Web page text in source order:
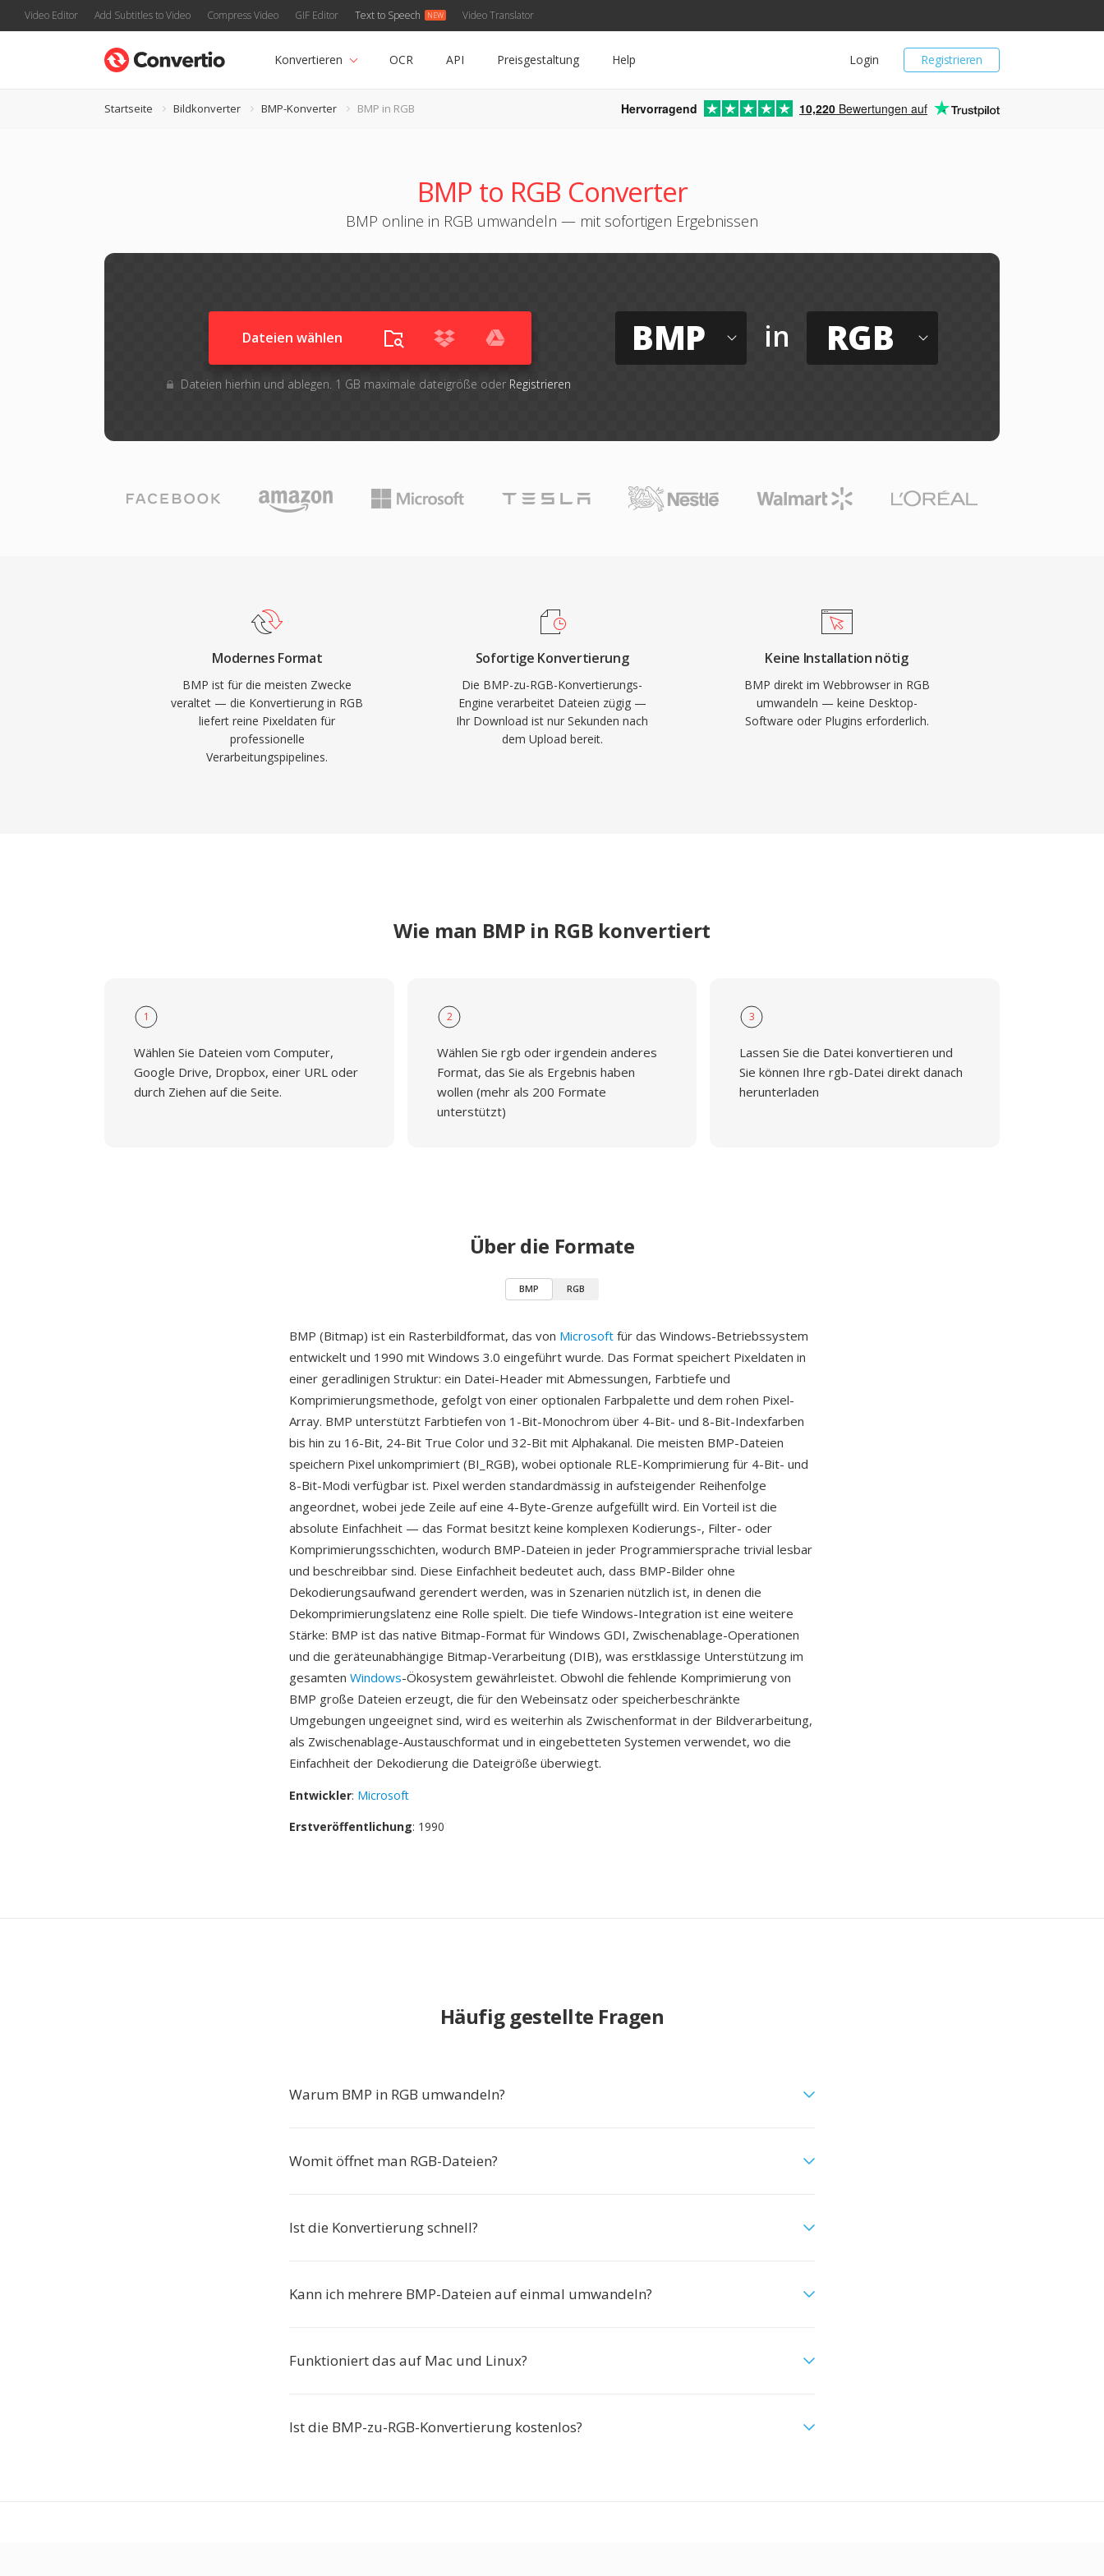
Video Editor Add Subtitles to Video Compress Video GIF Editor Text to Speech Video Translator
Registrieren
Login
Konvertieren OCR API Preisgestaltung Help
Startseite Bildkonverter BMP-Konverter BMP in RGB Hervorragend 10,220 Bewertungen auf
BMP to RGB Converter
BMP online in RGB umwandeln — mit sofortigen Ergebnissen
Dateien wählen
Dateien hierhin und ablegen. 1 GB maximale dateigröße oder Registrieren
BMP in RGB
Modernes Format
BMP ist für die meisten Zwecke
veraltet — die Konvertierung in RGB
liefert reine Pixeldaten für
professionelle
Verarbeitungspipelines.
Sofortige Konvertierung
Die BMP-zu-RGB-Konvertierungs-
Engine verarbeitet Dateien zügig —
Ihr Download ist nur Sekunden nach
dem Upload bereit.
Keine Installation nötig
BMP direkt im Webbrowser in RGB
umwandeln — keine Desktop-
Software oder Plugins erforderlich.
Wie man BMP in RGB konvertiert
1
Wählen Sie Dateien vom Computer,
Google Drive, Dropbox, einer URL oder
durch Ziehen auf die Seite.
2
Wählen Sie rgb oder irgendein anderes
Format, das Sie als Ergebnis haben
wollen (mehr als 200 Formate
unterstützt)
3
Lassen Sie die Datei konvertieren und
Sie können Ihre rgb-Datei direkt danach
herunterladen
Über die Formate
BMP RGB
BMP (Bitmap) ist ein Rasterbildformat, das von Microsoft für das Windows-Betriebssystem
entwickelt und 1990 mit Windows 3.0 eingeführt wurde. Das Format speichert Pixeldaten in
einer geradlinigen Struktur: ein Datei-Header mit Abmessungen, Farbtiefe und
Komprimierungsmethode, gefolgt von einer optionalen Farbpalette und dem rohen Pixel-
Array. BMP unterstützt Farbtiefen von 1-Bit-Monochrom über 4-Bit- und 8-Bit-Indexfarben
bis hin zu 16-Bit, 24-Bit True Color und 32-Bit mit Alphakanal. Die meisten BMP-Dateien
speichern Pixel unkomprimiert (BI_RGB), wobei optionale RLE-Komprimierung für 4-Bit- und
8-Bit-Modi verfügbar ist. Pixel werden standardmässig in aufsteigender Reihenfolge
angeordnet, wobei jede Zeile auf eine 4-Byte-Grenze aufgefüllt wird. Ein Vorteil ist die
absolute Einfachheit — das Format besitzt keine komplexen Kodierungs-, Filter- oder
Komprimierungsschichten, wodurch BMP-Dateien in jeder Programmiersprache trivial lesbar
und beschreibbar sind. Diese Einfachheit bedeutet auch, dass BMP-Bilder ohne
Dekodierungsaufwand gerendert werden, was in Szenarien nützlich ist, in denen die
Dekomprimierungslatenz eine Rolle spielt. Die tiefe Windows-Integration ist eine weitere
Stärke: BMP ist das native Bitmap-Format für Windows GDI, Zwischenablage-Operationen
und die geräteunabhängige Bitmap-Verarbeitung (DIB), was erstklassige Unterstützung im
gesamten Windows-Ökosystem gewährleistet. Obwohl die fehlende Komprimierung von
BMP große Dateien erzeugt, die für den Webeinsatz oder speicherbeschränkte
Umgebungen ungeeignet sind, wird es weiterhin als Zwischenformat in der Bildverarbeitung,
als Zwischenablage-Austauschformat und in eingebetteten Systemen verwendet, wo die
Einfachheit der Dekodierung die Dateigröße überwiegt.
Entwickler: Microsoft
Erstveröffentlichung: 1990
Häufig gestellte Fragen
Warum BMP in RGB umwandeln?
Womit öffnet man RGB-Dateien?
Ist die Konvertierung schnell?
Kann ich mehrere BMP-Dateien auf einmal umwandeln?
Funktioniert das auf Mac und Linux?
Ist die BMP-zu-RGB-Konvertierung kostenlos?